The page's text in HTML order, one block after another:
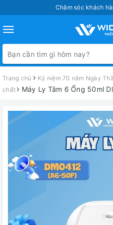
Chăm sóc khách
Toggle
navigation
Trang chủ
Kỷ niệm 70 năm Ngày
chất
Máy Ly Tâm 6 Ống 50ml